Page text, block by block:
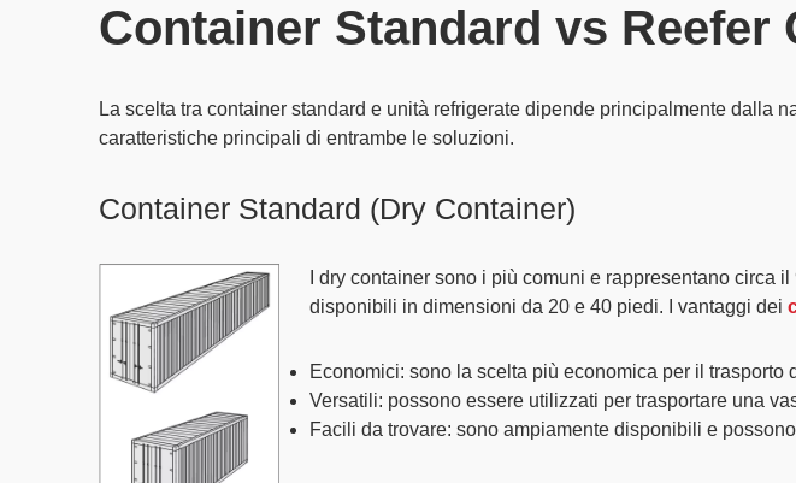
Container Standard vs Reefer
La scelta tra container standard e unità refrigerate dipende principalmente dalla
caratteristiche principali di entrambe le soluzioni.
Container Standard (Dry Container)
I dry container sono i più comuni e rappresentano circa il
disponibili in dimensioni da 20 e 40 piedi. I vantaggi dei
Economici: sono la scelta più economica per il trasporto
Versatili: possono essere utilizzati per trasportare una
Facili da trovare: sono ampiamente disponibili e